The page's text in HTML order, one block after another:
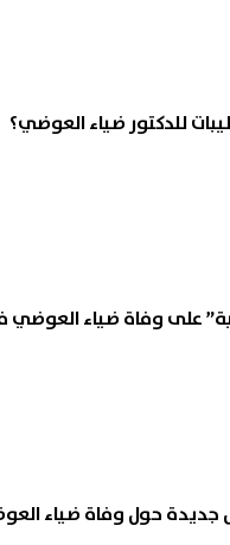
للدكتور ضياء العوضي؟
على وفاة ضياء
جديدة حول وفاة ضياء